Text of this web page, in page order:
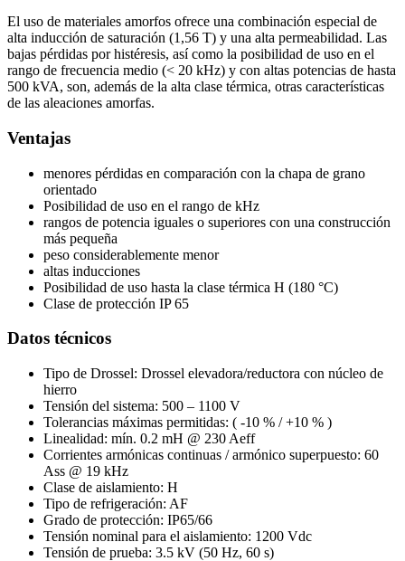
El uso de materiales amorfos ofrece una combinación especial de
alta inducción de saturación (1,56 T) y una alta permeabilidad. Las
bajas pérdidas por histéresis, así como la posibilidad de uso en el
rango de frecuencia medio (< 20 kHz) y con altas potencias de hasta
500 kVA, son, además de la alta clase térmica, otras características
de las aleaciones amorfas.
Ventajas
menores pérdidas en comparación con la chapa de grano
orientado
Posibilidad de uso en el rango de kHz
rangos de potencia iguales o superiores con una construcción
más pequeña
peso considerablemente menor
altas inducciones
Posibilidad de uso hasta la clase térmica H (180 °C)
Clase de protección IP 65
Datos técnicos
Tipo de Drossel: Drossel elevadora/reductora con núcleo de
hierro
Tensión del sistema: 500 – 1100 V
Tolerancias máximas permitidas: ( -10 % / +10 % )
Linealidad: mín. 0.2 mH @ 230 Aeff
Corrientes armónicas continuas / armónico superpuesto: 60
Ass @ 19 kHz
Clase de aislamiento: H
Tipo de refrigeración: AF
Grado de protección: IP65/66
Tensión nominal para el aislamiento: 1200 Vdc
Tensión de prueba: 3.5 kV (50 Hz, 60 s)